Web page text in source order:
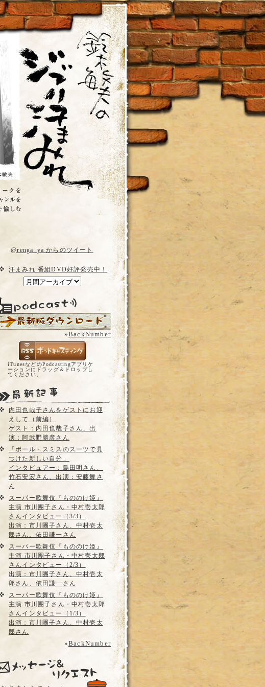
@renga_ya からのツイート
汗まみれ 番組DVD好評発売中！
»BackNumber
iTunesなどのPodcastingアプリケ
ーションにドラッグ＆ドロップし
てください。
内田也哉子さんをゲストにお迎
えして（前編）
ゲスト：内田也哉子さん、出
演：阿武野勝彦さん
「ポール・スミスのスーツで見
つけた新しい自分」
インタビュアー：島田明さん、
竹石安宏さん、出演：安藤舞さ
ん
スーパー歌舞伎『もののけ姫』
主演 市川團子さん・中村壱太郎
さんインタビュー（3/3）
出演：市川團子さん、中村壱太
郎さん、依田謙一さん
スーパー歌舞伎『もののけ姫』
主演 市川團子さん・中村壱太郎
さんインタビュー（2/3）
出演：市川團子さん、中村壱太
郎さん、依田謙一さん
スーパー歌舞伎『もののけ姫』
主演 市川團子さん・中村壱太郎
さんインタビュー（1/3）
出演：市川團子さん、中村壱太
郎さん
»BackNumber